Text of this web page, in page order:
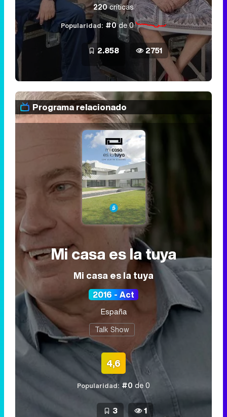
220críticas
Popularidad: #0de 0
2.858 2751
Programa relacionado
Mi casa es la tuya
Mi casa es la tuya
2016 - Act
España
Talk Show
4,6
Popularidad: #0 de 0
3 1